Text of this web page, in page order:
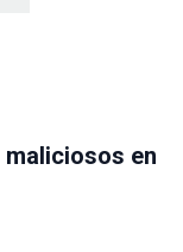
en